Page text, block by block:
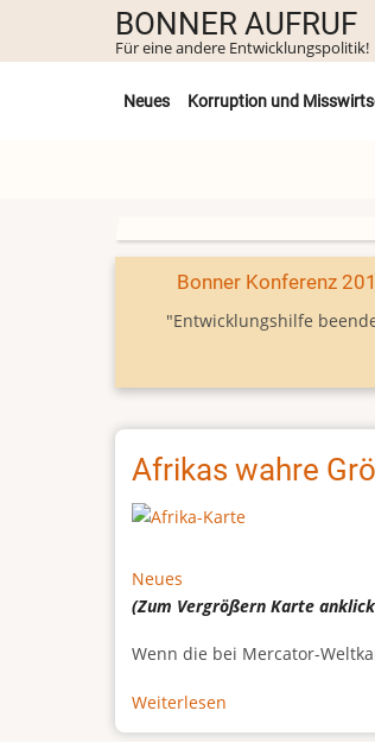
Inhalt
BONNER AUFRUF
Für eine andere Entwicklungspolitik!
Untermenü
Neues Korruption und
Bonner Konferenz
"Entwicklungshilfe
Afrikas wahre
Neues
(Zum VergrößernKarte
Wenn die bei Mercator-
Weiterlesen
Afrikas